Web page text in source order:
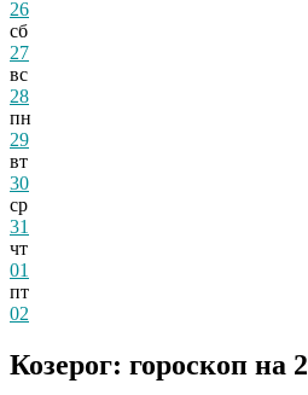
26
сб
27
вс
28
пн
29
вт
30
ср
31
чт
01
пт
02
Козерог: гороскоп на